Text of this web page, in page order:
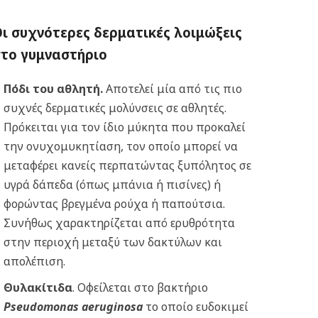
συχνότερες δερματικές λοιμώξεις
γυμναστήριο
Πόδι του αθλητή.Αποτελεί μία από τις πιο
συχνές δερματικές μολύνσεις σε αθλητές.
Πρόκειται για τον ίδιο μύκητα που προκαλεί
την ονυχομυκητίαση, τον οποίο μπορεί να
μεταφέρει κανείς περπατώντας ξυπόλητος σε
υγρά δάπεδα (όπως μπάνια ή πισίνες) ή
φορώντας βρεγμένα ρούχα ή παπούτσια.
Συνήθως χαρακτηρίζεται από ερυθρότητα
στην περιοχή μεταξύ των δακτύλων και
απολέπιση.
Θυλακίτιδα. Οφείλεται στο βακτήριο
Pseudomonas aeruginosaτο οποίο ευδοκιμεί